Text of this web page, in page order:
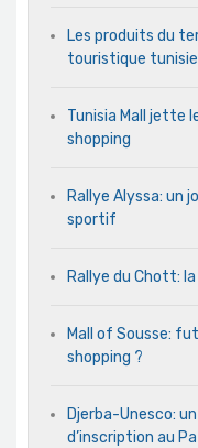
Les produits du
touristique
Tunisia Mall jette
shopping
Rallye Alyssa: un
sportif
Rallye du Chott:
Mall of Sousse:
shopping ?
Djerba-Unesco:
d’inscription au